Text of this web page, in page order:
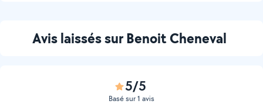
Avis laissés sur Benoit Cheneval
5/5
Basé sur 1 avis